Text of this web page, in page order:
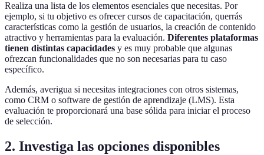
Realiza una lista de los elementos esenciales que necesitas. Por
ejemplo, si tu objetivo es ofrecer cursos de capacitación, querrás
características como la gestión de usuarios, la creación de contenido
atractivo y herramientas para la evaluación. Diferentes plataformas
tienen distintas capacidades y es muy probable que algunas
ofrezcan funcionalidades que no son necesarias para tu caso
específico.
Además, averigua si necesitas integraciones con otros sistemas,
como CRM o software de gestión de aprendizaje (LMS). Esta
evaluación te proporcionará una base sólida para iniciar el proceso
de selección.
2. Investiga las opciones disponibles